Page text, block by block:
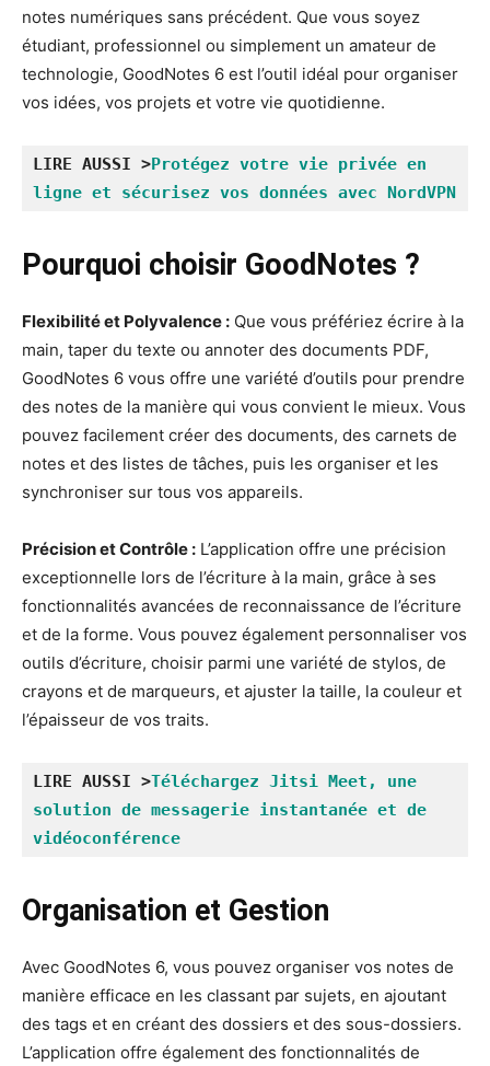
notes numériques sans précédent. Que vous soyez
étudiant, professionnel ou simplement un amateur de
technologie, GoodNotes 6 est l’outil idéal pour organiser
vos idées, vos projets et votre vie quotidienne.
LIRE AUSSI >Protégez votre vie privée en
ligne et sécurisez vos données avec NordVPN
Pourquoi choisir GoodNotes ?
Flexibilité et Polyvalence : Que vous préfériez écrire à la
main, taper du texte ou annoter des documents PDF,
GoodNotes 6 vous offre une variété d’outils pour prendre
des notes de la manière qui vous convient le mieux. Vous
pouvez facilement créer des documents, des carnets de
notes et des listes de tâches, puis les organiser et les
synchroniser sur tous vos appareils.
Précision et Contrôle : L’application offre une précision
exceptionnelle lors de l’écriture à la main, grâce à ses
fonctionnalités avancées de reconnaissance de l’écriture
et de la forme. Vous pouvez également personnaliser vos
outils d’écriture, choisir parmi une variété de stylos, de
crayons et de marqueurs, et ajuster la taille, la couleur et
l’épaisseur de vos traits.
LIRE AUSSI >Téléchargez Jitsi Meet, une
solution de messagerie instantanée et de
vidéoconférence
Organisation et Gestion
Avec GoodNotes 6, vous pouvez organiser vos notes de
manière efficace en les classant par sujets, en ajoutant
des tags et en créant des dossiers et des sous-dossiers.
L’application offre également des fonctionnalités de